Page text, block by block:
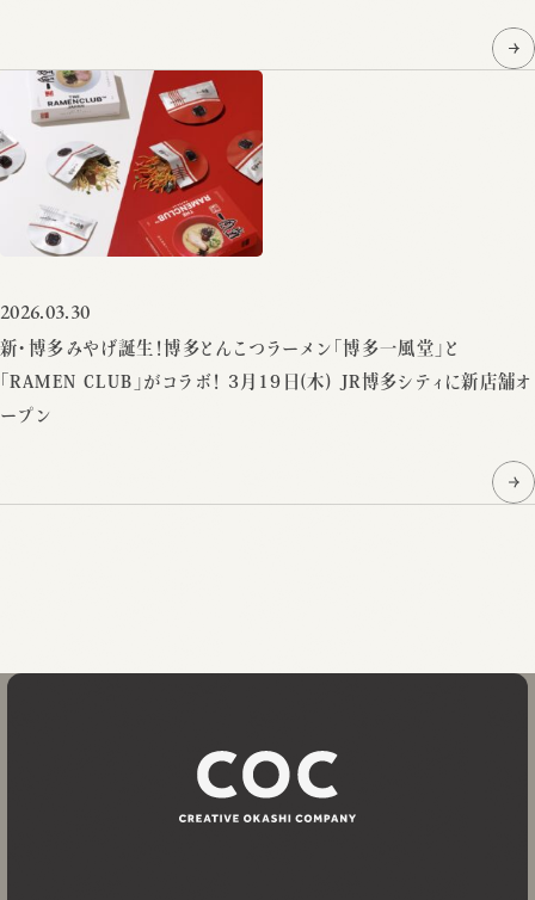
2026.03.30
新・博多みやげ誕生！博多とんこつラーメン「博多一風堂」と
「RAMEN CLUB」がコラボ！ 3月19日(木) JR博多シティに新店舗オ
ープン